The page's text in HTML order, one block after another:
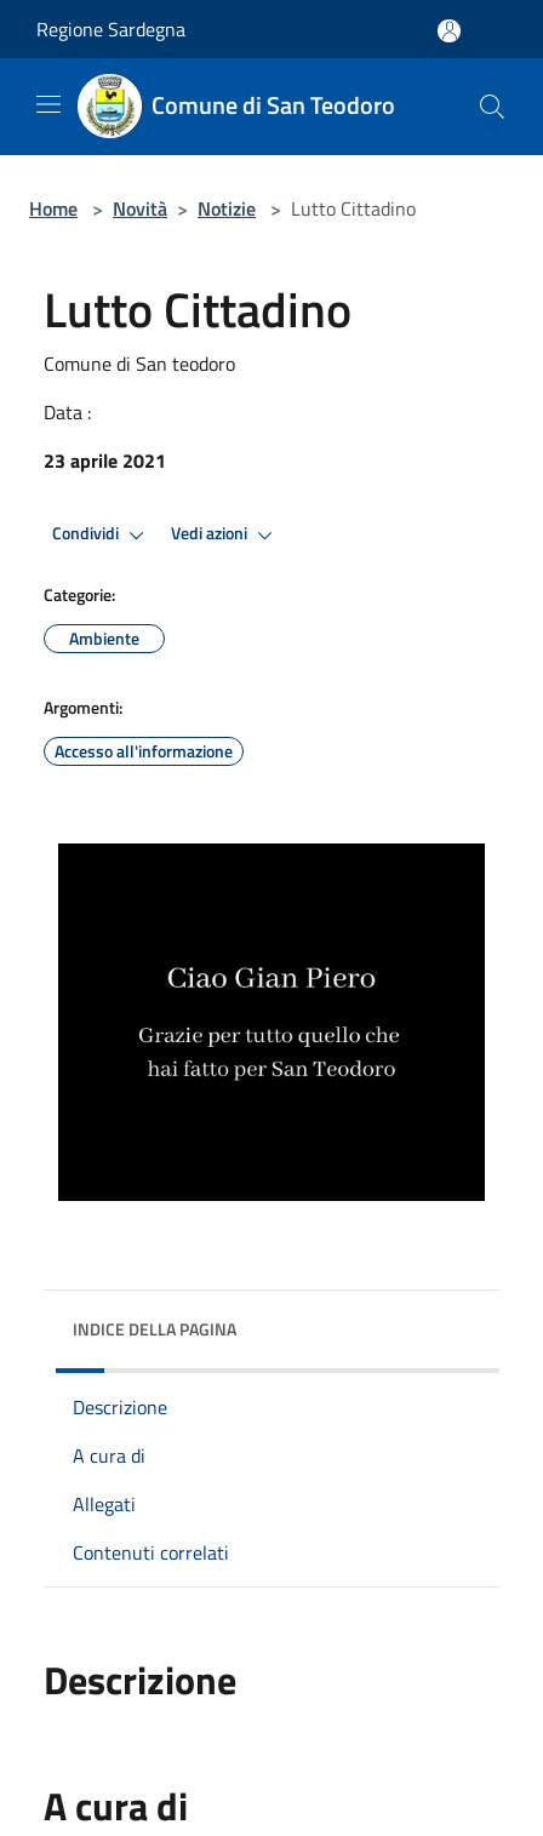
Regione Sardegna
Comune di San Teodoro
Home > Novità > Notizie > Lutto Cittadino
Lutto Cittadino
Comune di San teodoro
Data :
23 aprile 2021
Condividi Vedi azioni
Categorie:
Ambiente
Argomenti:
Accesso all'informazione
INDICE DELLA PAGINA
Descrizione
A cura di
Allegati
Contenuti correlati
Descrizione
A cura di